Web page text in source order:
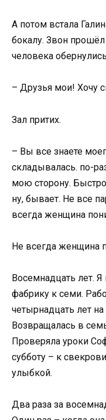
А потом встала
бокалу. Звон
человека
– Друзья мои! Хочу
Зал притих.
– Вы все знаете
складывалась. по-
мою сторону.
ну, бывает. Не все
всегда женщина
Не всегда женщина
Восемнадцать лет. Я
фабрику к семи.
четырнадцать лет
Возвращалась в
Проверяла уроки
субботу – к
улыбкой.
Два раза за